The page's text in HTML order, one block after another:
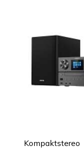
Kompaktstereo